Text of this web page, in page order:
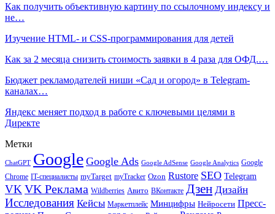
Как получить объективную картину по ссылочному индексу и
не…
Изучение HTML- и CSS-программирования для детей
Как за 2 месяца снизить стоимость заявки в 4 раза для ОФД.…
Бюджет рекламодателей ниши «Сад и огород» в Telegram-
каналах…
Яндекс меняет подход в работе с ключевыми целями в
Директе
Метки
ChatGPT Google Google Ads Google AdSense Google Analytics Google
Chrome IT-специалисты myTarget myTracker Ozon Rustore SEO Telegram
VK VK Реклама Wildberries Авито ВКонтакте Дзен Дизайн
Исследования Кейсы Маркетплейс Минцифры Нейросети Пресс-